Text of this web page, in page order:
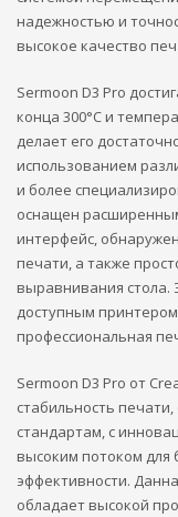
надежностью и
высокое качество
Sermoon D3 Pro
конца 300°C и
делает его
использованием
и более
оснащен
интерфейс,
печати, а также
выравнивания стола.
доступным
профессиональная
Sermoon D3 Pro от
стабильность
стандартам, с
высоким потоком для
эффективности.
обладает высокой